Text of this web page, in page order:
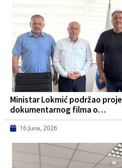
Ministar Lokmić podržao
dokumentarnog filma o…
16 Juna, 2026